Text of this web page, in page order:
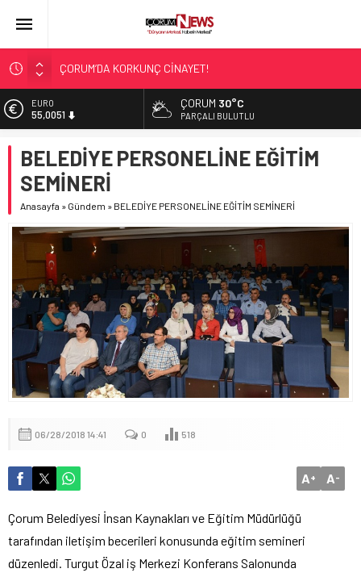
ÇORUM’DA KORKUNÇ CİNAYET!
ASLAN, CUMHURBAŞKANI BAŞDANIŞMANI OLDU
SIR PERDESİ ÇÖZÜLDÜ!
ÇATIDAN DÜŞTÜ!
EURO
55,0051
6.584,66
BİST
13.889,75
47,7046
ÇORUM 30°C
PARÇALI BULUTLU
BELEDİYE PERSONELİNE EĞİTİM
SEMİNERİ
Anasayfa » Gündem » BELEDİYE PERSONELİNE EĞİTİM SEMİNERİ
06/28/2018 14:41 0 518
A+ A-
Çorum Belediyesi İnsan Kaynakları ve Eğitim Müdürlüğü
tarafından iletişim becerileri konusunda eğitim semineri
düzenledi. Turgut Özal iş Merkezi Konferans Salonunda